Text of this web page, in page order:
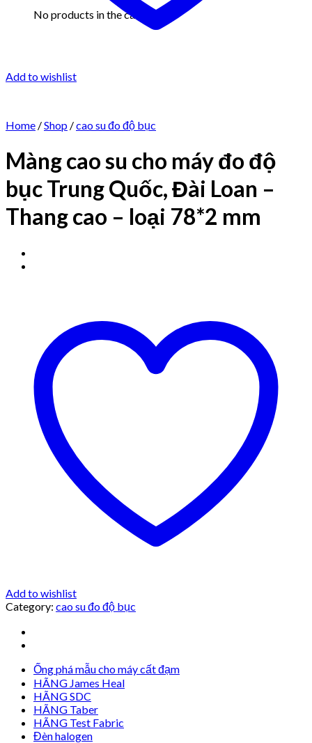
No products in the cart.
Add to wishlist
Home /Shop /cao su đo độ bục
Màng cao su cho máy đo độ
bục Trung Quốc, Đài Loan –
Thang cao – loại 78*2 mm
Add to wishlist
Category: cao su đo độ bục
Ống phá mẫu cho máy cất đạm
HÃNG James Heal
HÃNG SDC
HÃNG Taber
HÃNG Test Fabric
Đèn halogen